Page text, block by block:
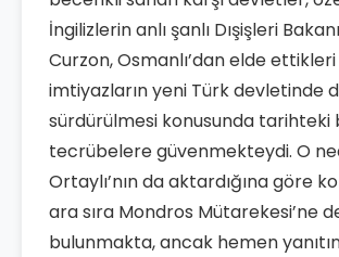
İngilizlerin anlı şanlı Dışişleri
Curzon, Osmanlı’dan elde
imtiyazların yeni Türk devletinde
sürdürülmesi konusunda tarihteki
tecrübelere güvenmekteydi. O
Ortaylı’nın da aktardığına göre
ara sıra Mondros Mütarekesi’ne
bulunmakta, ancak hemen